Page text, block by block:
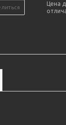
Цена